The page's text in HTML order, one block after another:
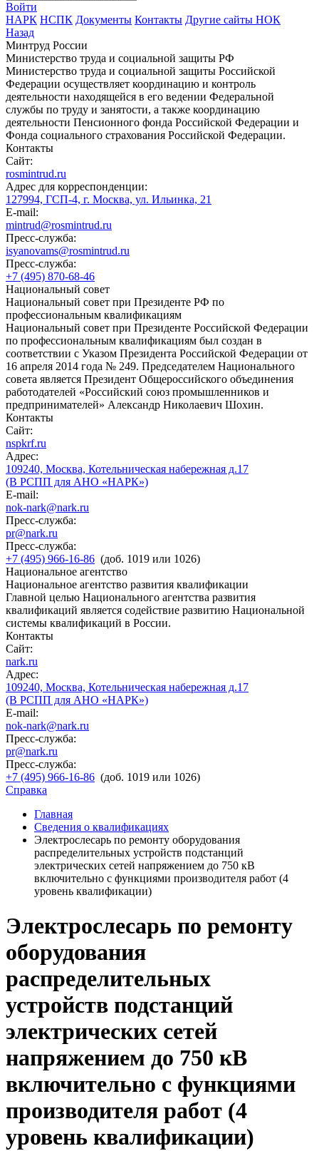
Войти
НАРК НСПК Документы Контакты Другие сайты НОК
Назад
Минтруд России
Министерство труда и социальной защиты РФ
Министерство труда и социальной защиты Российской
Федерации осуществляет координацию и контроль
деятельности находящейся в его ведении Федеральной
службы по труду и занятости, а также координацию
деятельности Пенсионного фонда Российской Федерации и
Фонда социального страхования Российской Федерации.
Контакты
Сайт:
rosmintrud.ru
Адрес для корреспонденции:
127994, ГСП-4, г. Москва, ул. Ильинка, 21
E-mail:
mintrud@rosmintrud.ru
Пресс-служба:
isyanovams@rosmintrud.ru
Пресс-служба:
+7 (495) 870-68-46
Национальный совет
Национальный совет при Президенте РФ по
профессиональным квалификациям
Национальный совет при Президенте Российской Федерации
по профессиональным квалификациям был создан в
соответствии с Указом Президента Российской Федерации от
16 апреля 2014 года № 249. Председателем Национального
совета является Президент Общероссийского объединения
работодателей «Российский союз промышленников и
предпринимателей» Александр Николаевич Шохин.
Контакты
Сайт:
nspkrf.ru
Адрес:
109240, Москва, Котельническая набережная д.17
(В РСПП для АНО «НАРК»)
E-mail:
nok-nark@nark.ru
Пресс-служба:
pr@nark.ru
Пресс-служба:
+7 (495) 966-16-86 (доб. 1019 или 1026)
Национальное агентство
Национальное агентство развития квалификации
Главной целью Национального агентства развития
квалификаций является содействие развитию Национальной
системы квалификаций в России.
Контакты
Сайт:
nark.ru
Адрес:
109240, Москва, Котельническая набережная д.17
(В РСПП для АНО «НАРК»)
E-mail:
nok-nark@nark.ru
Пресс-служба:
pr@nark.ru
Пресс-служба:
+7 (495) 966-16-86 (доб. 1019 или 1026)
Справка
Главная
Сведения о квалификациях
Электрослесарь по ремонту оборудования
распределительных устройств подстанций
электрических сетей напряжением до 750 кВ
включительно с функциями производителя работ (4
уровень квалификации)
Электрослесарь по ремонту
оборудования
распределительных
устройств подстанций
электрических сетей
напряжением до 750 кВ
включительно с функциями
производителя работ (4
уровень квалификации)